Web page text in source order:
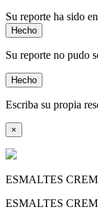
Su reporte ha sido
Hecho
Su reporte no pudo
Hecho
Escriba su propia
×
ESMALTES
ESMALTES